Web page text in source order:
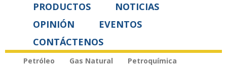
PRODUCTOS
NOTICIAS
OPINIÓN
EVENTOS
CONTÁCTENOS
Petróleo Gas Natural
Petroquímica